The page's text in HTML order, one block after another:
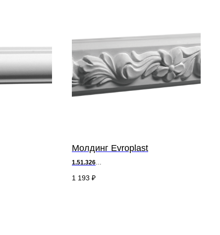
Молдинг Evroplast
1.51.326
1 193 ₽